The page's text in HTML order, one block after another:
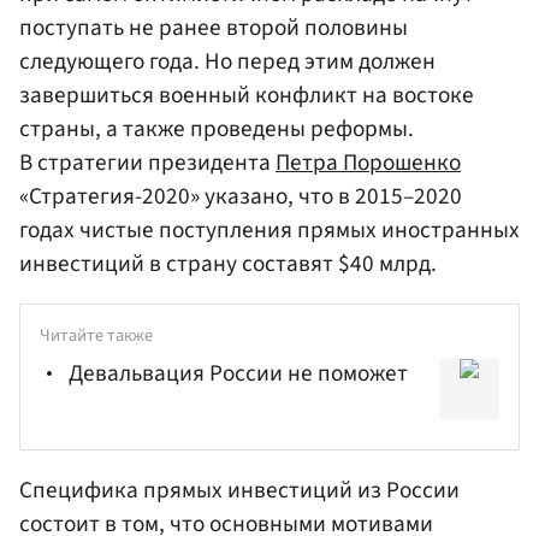
поступать не ранее второй половины
следующего года. Но перед этим должен
завершиться военный конфликт на востоке
страны, а также проведены реформы.
В стратегии президентаПетра Порошенко
«Стратегия-2020» указано, что в 2015–2020
годах чистые поступления прямых иностранных
инвестиций в страну составят $40 млрд.
Читайте также
Девальвация России не поможет
Специфика прямых инвестиций из России
состоит в том, что основными мотивами